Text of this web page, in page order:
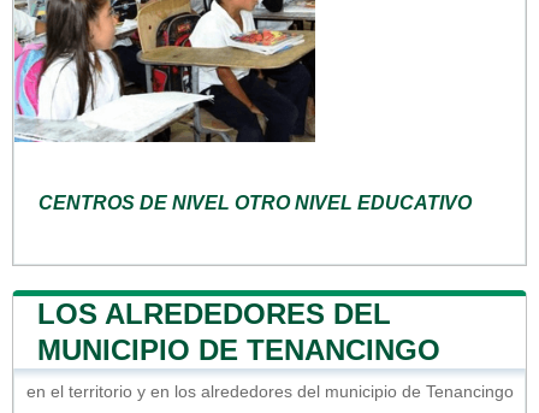
CENTROS DE NIVEL OTRO NIVEL EDUCATIVO
LOS ALREDEDORES DEL
MUNICIPIO DE TENANCINGO
en el territorio y en los alrededores del municipio de Tenancingo